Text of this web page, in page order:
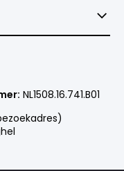
NL1508.16.741.B01